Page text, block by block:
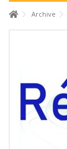
Archive